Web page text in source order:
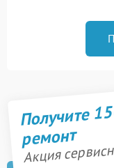
Получите
ремонт
Акция